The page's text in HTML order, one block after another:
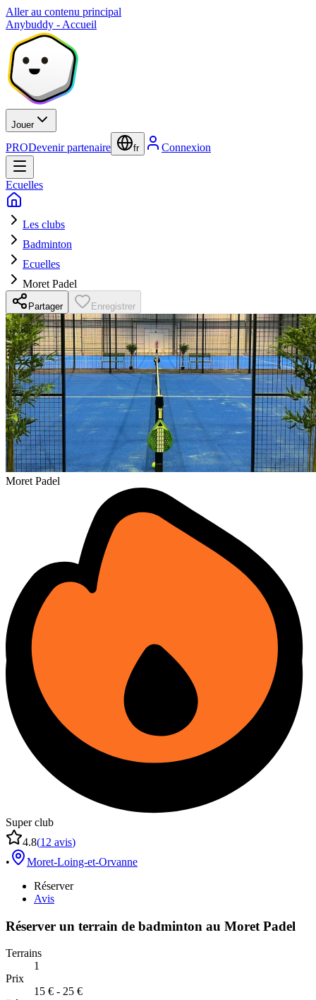
Aller au contenu principal
Anybuddy - Accueil
Jouer
PRODevenir partenaire fr Connexion
Ecuelles
Les clubs
Badminton
Ecuelles
Moret Padel
Partager Enregistrer
Moret Padel
Super club
4.8(12 avis)
•
Moret-Loing-et-Orvanne
Réserver
Avis
Réserver un terrain de badminton au Moret Padel
Terrains
1
Prix
15 € - 25 €